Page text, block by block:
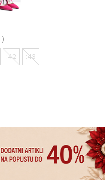
)
:42 :43